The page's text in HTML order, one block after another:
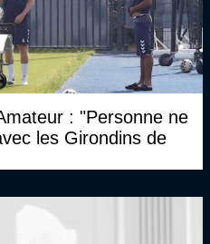
: "Personne ne
les Girondins de